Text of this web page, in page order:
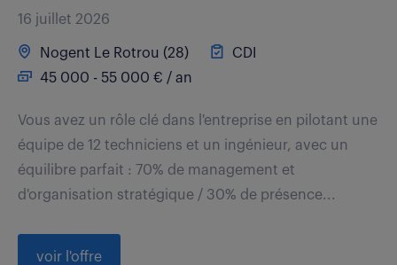
16 juillet 2026
Nogent Le Rotrou (28)
CDI
45 000 - 55 000 € / an
Vous avez un rôle clé dans l'entreprise en pilotant une
équipe de 12 techniciens et un ingénieur, avec un
équilibre parfait : 70% de management et
d'organisation stratégique / 30% de présence...
voir l'offre